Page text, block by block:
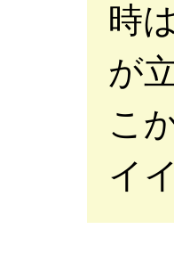
時
が
こ
イ